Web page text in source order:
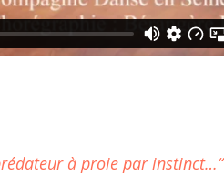
à proie par instinct…“